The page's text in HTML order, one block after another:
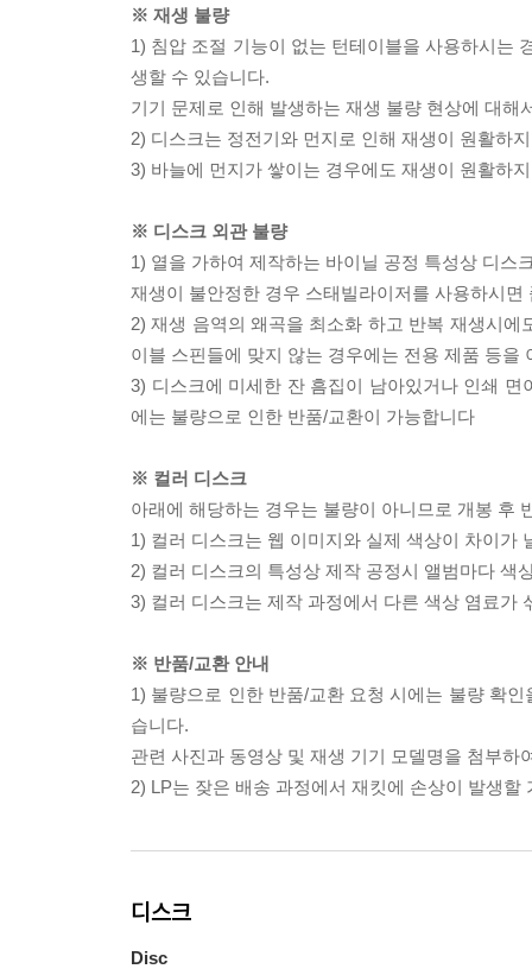
※ 재생 불량
1) 침압 조절 기능이 없는 턴테이블을 사용하시는
생할 수 있습니다.
기기 문제로 인해 발생하는 재생 불량 현상에 대
2) 디스크는 정전기와 먼지로 인해 재생이 원활하
3) 바늘에 먼지가 쌓이는 경우에도 재생이 원활하
※ 디스크 외관 불량
1) 열을 가하여 제작하는 바이닐 공정 특성상 디스
재생이 불안정한 경우 스태빌라이저를 사용하시
2) 재생 음역의 왜곡을 최소화 하고 반복 재생시
이블 스핀들에 맞지 않는 경우에는 전용 제품 등
3) 디스크에 미세한 잔 흠집이 남아있거나 인쇄
에는 불량으로 인한 반품/교환이 가능합니다
※ 컬러 디스크
아래에 해당하는 경우는 불량이 아니므로 개봉 후
1) 컬러 디스크는 웹 이미지와 실제 색상이 차이가
2) 컬러 디스크의 특성상 제작 공정시 앨범마다 색
3) 컬러 디스크는 제작 과정에서 다른 색상 염료가
※ 반품/교환 안내
1) 불량으로 인한 반품/교환 요청 시에는 불량 확
습니다.
관련 사진과 동영상 및 재생 기기 모델명을 첨부하
2) LP는 잦은 배송 과정에서 재킷에 손상이 발생
디스크
Disc